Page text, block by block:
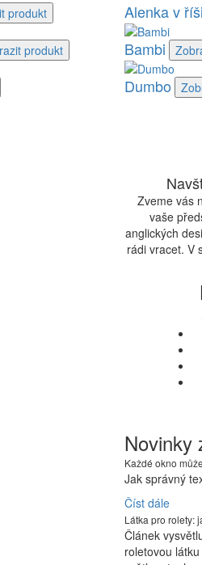
produkt Alenka v
produkt Bambi
Dumbo
Zveme vás
vaše
anglických
rádi vracet. V
Novinky
Každé okno
Jak správný
Číst dále
Látka pro rolety:
Článek
roletovou